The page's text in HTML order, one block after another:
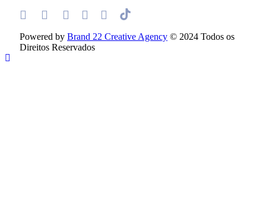
Powered by Brand 22 Creative Agency © 2024 Todos os
Direitos Reservados